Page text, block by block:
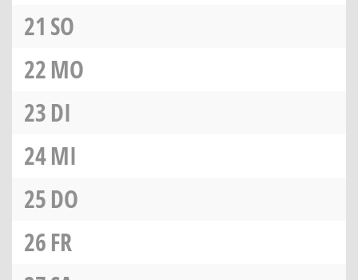
21 SO
22MO
23DI
24MI
25DO
26FR